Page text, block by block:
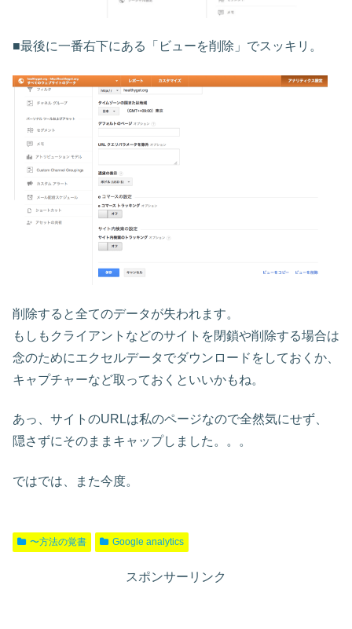
■最後に一番右下にある「ビューを削除」でスッキリ。
削除すると全てのデータが失われます。
もしもクライアントなどのサイトを閉鎖や削除する場合は
念のためにエクセルデータでダウンロードをしておくか、
キャプチャーなど取っておくといいかもね。
あっ、サイトのURLは私のページなので全然気にせず、
隠さずにそのままキャップしました。。。
ではでは、また今度。
〜方法の覚書 Google analytics
スポンサーリンク